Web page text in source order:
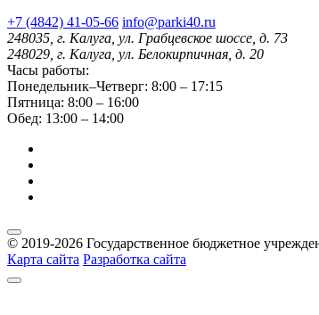
+7 (4842) 41-05-66 info@parki40.ru
248035, г. Калуга, ул. Грабцевское шоссе, д. 73
248029, г. Калуга, ул. Белокирпичная, д. 20
Часы работы:
Понедельник–Четверг: 8:00 – 17:15
Пятница: 8:00 – 16:00
Обед: 13:00 – 14:00
© 2019-2026 Государственное бюджетное
Карта сайта Разработка сайта